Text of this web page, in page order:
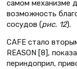
самом механизме
возможность
сосудов (рис. 12).
CAFЕ стало
REASON [8],
периндоприл,